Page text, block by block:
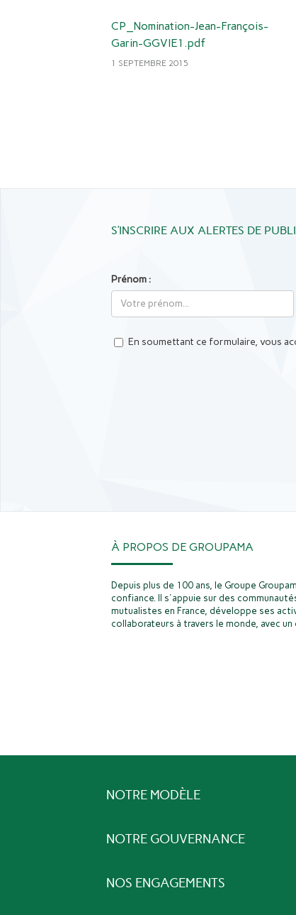
CP_Nomination-Jean-François-
Garin-GGVIE1.pdf
1 SEPTEMBRE 2015
S’INSCRIRE AUX ALERTES DE
Prénom :
En soumettant ce formulaire, vous
À PROPOS DE GROUPAMA
Depuis plus de 100 ans, le Groupe
confiance. Il s'appuie sur des
mutualistes en France, développe ses
collaborateurs à travers le monde, avec un
NOTRE MODÈLE
NOTRE GOUVERNANCE
NOS ENGAGEMENTS